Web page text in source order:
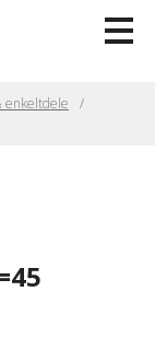
enkeltdele